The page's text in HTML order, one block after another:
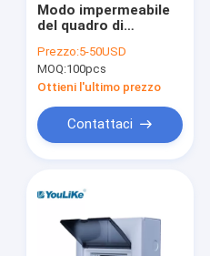
Modo impermeabile
del quadro di
4
Prezzo:5-50USD
MOQ:100pcs
Ottieni l'ultimo prezzo
Contattaci